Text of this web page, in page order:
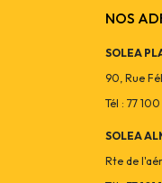
NOS
SOLEA
90, Rue
Tél : 77
SOLEA
Rte de